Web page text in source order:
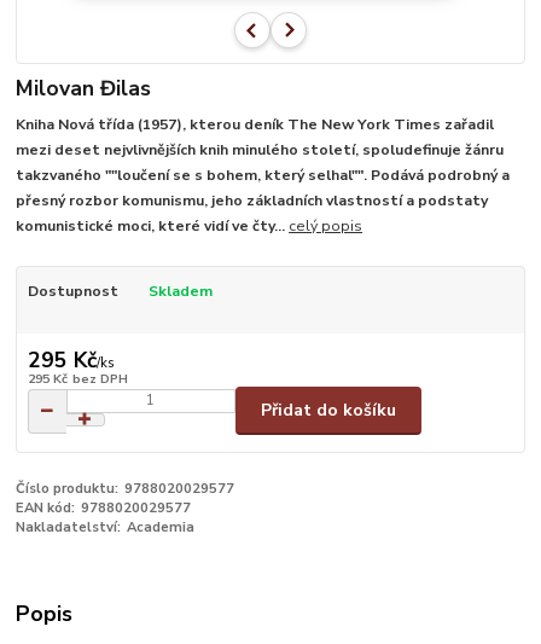
Milovan Đilas
Kniha Nová třída (1957), kterou deník The New York Times zařadil
mezi deset nejvlivnějších knih minulého století, spoludefinuje žánru
takzvaného ""loučení se s bohem, který selhal"". Podává podrobný a
přesný rozbor komunismu, jeho základních vlastností a podstaty
komunistické moci, které vidí ve čty... celý popis
Dostupnost Skladem
295 Kč/ks
295 Kč bez DPH
Přidat do košíku
Číslo produktu: 9788020029577
EAN kód: 9788020029577
Nakladatelství: Academia
Popis